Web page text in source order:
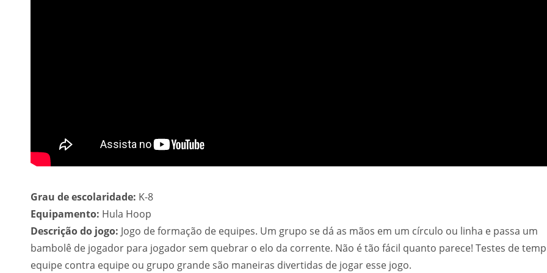
Grau de escolaridade: K-8
Equipamento: Hula Hoop
Descrição do jogo: Jogo de formação de equipes. Um grupo se dá as mãos em um círculo ou linha e passa um
bambolê de jogador para jogador sem quebrar o elo da corrente. Não é tão fácil quanto parece! Testes de
equipe contra equipe ou grupo grande são maneiras divertidas de jogar esse jogo.